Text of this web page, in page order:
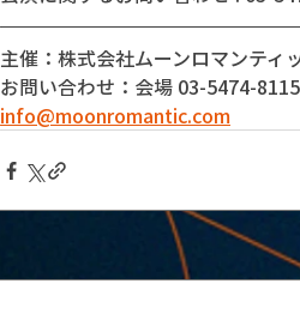
主催：株式会社ムーンロマンティ
お問い合わせ：会場 03-5474-8115
info@moonromantic.com